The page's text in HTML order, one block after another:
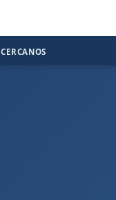
CERCANOS